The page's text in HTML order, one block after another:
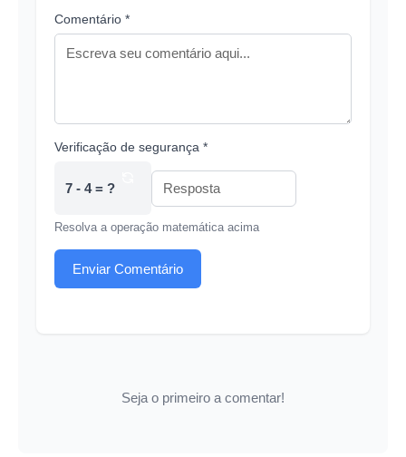
Comentário *
Verificação de segurança *
7 - 4 = ?
Resolva a operação matemática acima
Enviar Comentário
Seja o primeiro a comentar!